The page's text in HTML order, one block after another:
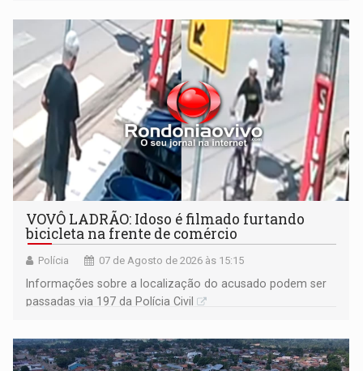
VOVÔ LADRÃO: Idoso é filmado furtando
bicicleta na frente de comércio
Polícia 07 de Agosto de 2026 às 15:15
Informações sobre a localização do acusado podem ser
passadas via 197 da Polícia Civil